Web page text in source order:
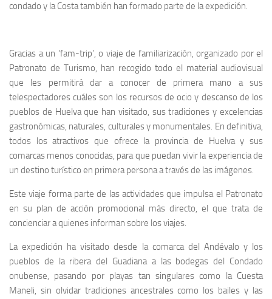
condado y la Costa también han formado parte de la expedición.
Gracias a un ‘fam-trip’, o viaje de familiarización, organizado por el
Patronato de Turismo, han recogido todo el material audiovisual
que les permitirá dar a conocer de primera mano a sus
telespectadores cuáles son los recursos de ocio y descanso de los
pueblos de Huelva que han visitado, sus tradiciones y excelencias
gastronómicas, naturales, culturales y monumentales. En definitiva,
todos los atractivos que ofrece la provincia de Huelva y sus
comarcas menos conocidas, para que puedan vivir la experiencia de
un destino turístico en primera persona a través de las imágenes.
Este viaje forma parte de las actividades que impulsa el Patronato
en su plan de acción promocional más directo, el que trata de
concienciar a quienes informan sobre los viajes.
La expedición ha visitado desde la comarca del Andévalo y los
pueblos de la ribera del Guadiana a las bodegas del Condado
onubense, pasando por playas tan singulares como la Cuesta
Maneli, sin olvidar tradiciones ancestrales como los bailes y las